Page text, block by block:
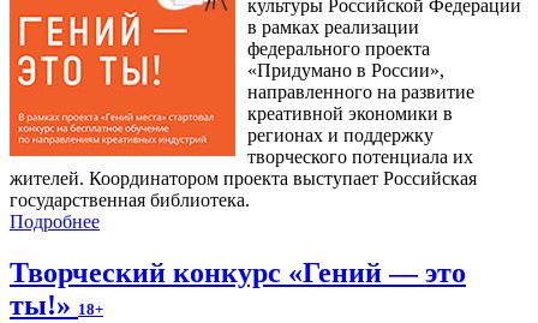
культуры Российской Федерации
в рамках реализации
федерального проекта
«Придумано в России»,
направленного на развитие
креативной экономики в
регионах и поддержку
творческого потенциала их
жителей. Координатором проекта выступает Российская
государственная библиотека.
Подробнее
Творческий конкурс «Гений — это
ты!» 18+